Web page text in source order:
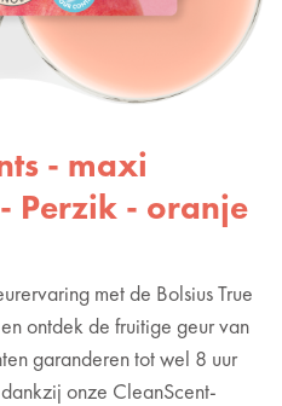
- maxi
Perzik - oranje
met de Bolsius True
ontdek de fruitige geur van
garanderen tot wel 8 uur
onze CleanScent-